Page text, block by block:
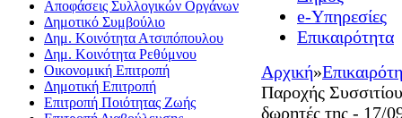
Αποφάσεις Συλλογικών Οργάνων
Δημοτικό Συμβούλιο
Δημ. Κοινότητα Ατσιπόπουλου
Δημ. Κοινότητα Ρεθύμνου
Οικονομική Επιτροπή
Δημοτική Επιτροπή
Επιτροπή Ποιότητας Ζωής
e-Υπηρεσίες
Επικαιρότητα
Αρχική»
Παροχής
δωρητές της - 17/